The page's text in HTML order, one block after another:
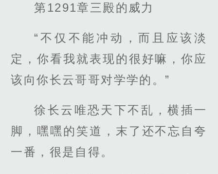
第1291章三殿的威力
“不仅不能冲动，而且应该淡
定，你看我就表现的很好嘛，你应
该向你长云哥哥对学学的。”
徐长云唯恐天下不乱，横插一
脚，嘿嘿的笑道，末了还不忘自夸
一番，很是自得。